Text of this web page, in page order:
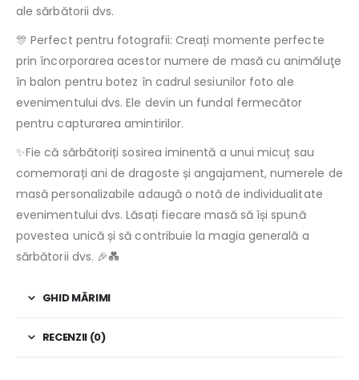
ale sărbătorii dvs.
🎊 Perfect pentru fotografii: Creați momente perfecte
prin încorporarea acestor numere de masă cu animăluţe
în balon pentru botez în cadrul sesiunilor foto ale
evenimentului dvs. Ele devin un fundal fermecător
pentru capturarea amintirilor.
✨Fie că sărbătoriți sosirea iminentă a unui micuț sau
comemorați ani de dragoste și angajament, numerele de
masă personalizabile adaugă o notă de individualitate
evenimentului dvs. Lăsați fiecare masă să își spună
povestea unică și să contribuie la magia generală a
sărbătorii dvs. 🎉💑
GHID MĂRIMI
RECENZII (0)